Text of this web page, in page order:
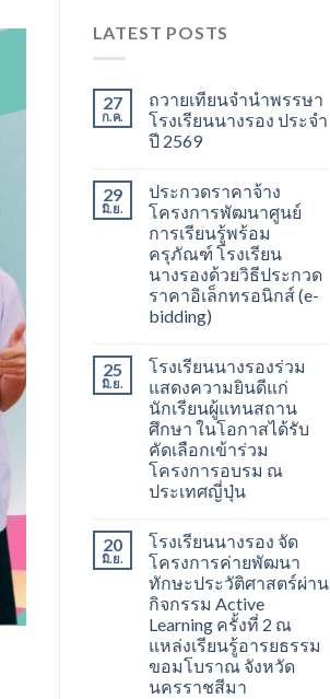
LATEST POSTS
27
ก.ค.
ถวายเทียนจำนำพรรษา
โรงเรียนนางรอง ประจำ
ปี 2569
29
มิ.ย.
ประกวดราคาจ้าง
โครงการพัฒนาศูนย์
การเรียนรู้พร้อม
ครุภัณฑ์ โรงเรียน
นางรองด้วยวิธีประกวด
ราคาอิเล็กทรอนิกส์ (e-
bidding)
25
มิ.ย.
โรงเรียนนางรองร่วม
แสดงความยินดีแก่
นักเรียนผู้แทนสถาน
ศึกษา ในโอกาสได้รับ
คัดเลือกเข้าร่วม
โครงการอบรม ณ
ประเทศญี่ปุ่น
20
มิ.ย.
โรงเรียนนางรอง จัด
โครงการค่ายพัฒนา
ทักษะประวัติศาสตร์ผ่าน
กิจกรรม Active
Learning ครั้งที่ 2 ณ
แหล่งเรียนรู้อารยธรรม
ขอมโบราณ จังหวัด
นครราชสีมา